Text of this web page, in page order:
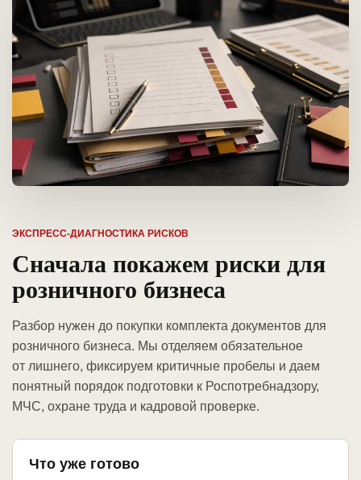
ЭКСПРЕСС-ДИАГНОСТИКА РИСКОВ
Сначала покажем риски для
розничного бизнеса
Разбор нужен до покупки комплекта документов для
розничного бизнеса. Мы отделяем обязательное
от лишнего, фиксируем критичные пробелы и даем
понятный порядок подготовки к Роспотребнадзору,
МЧС, охране труда и кадровой проверке.
Что уже готово